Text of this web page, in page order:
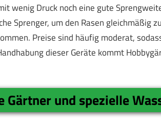
wenig Druck noch eine gute
Sprenger, um den Rasen gleichmäßig
Preise sind häufig moderat,
dieser Geräte kommt
und spezielle